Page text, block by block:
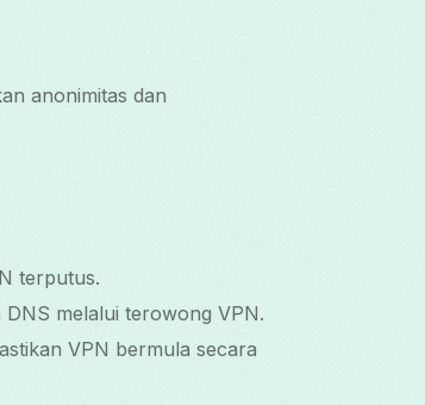
anonimitas dan
terputus.
melalui terowong VPN.
VPN bermula secara